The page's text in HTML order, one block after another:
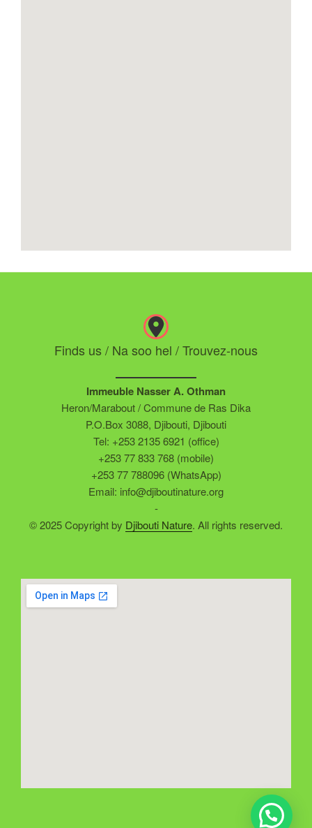
Finds us / Na soo hel / Trouvez-nous
Immeuble Nasser A. Othman
Heron/Marabout / Commune de Ras Dika
P.O.Box 3088, Djibouti, Djibouti
Tel: +253 2135 6921 (office)
+253 77 833 768 (mobile)
+253 77 788096 (WhatsApp)
Email: info@djiboutinature.org
-
© 2025 Copyright by Djibouti Nature. All rights reserved.